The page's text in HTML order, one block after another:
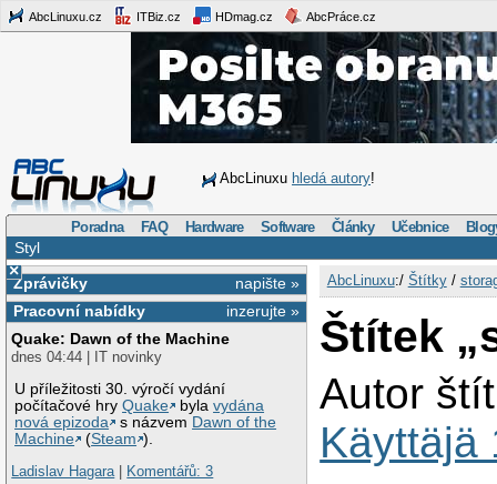
AbcLinuxu.cz ITBiz.cz HDmag.cz AbcPráce.cz
AbcLinuxu hledá autory!
Poradna FAQ Hardware Software Články Učebnice
Styl
×
napište »
Zprávičky
inzerujte »
Pracovní nabídky
Quake: Dawn of the Machine
dnes 04:44 | IT novinky
U příležitosti 30. výročí vydání
počítačové hryQuake bylavydána
nová epizoda
s názvem Dawn of the
Machine
(Steam ).
Ladislav Hagara| Komentářů: 3
AbcLinuxu:/ Štítky/
Štítek
Autor
Käyttäjä